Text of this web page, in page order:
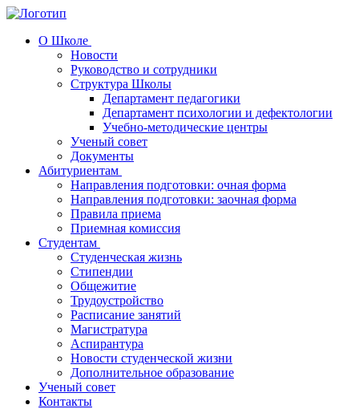
О Школе
Новости
Руководство и сотрудники
Структура Школы
Департамент педагогики
Департамент психологии и дефектологии
Учебно-методические центры
Ученый совет
Документы
Абитуриентам
Направления подготовки: очная форма
Направления подготовки: заочная форма
Правила приема
Приемная комиссия
Cтудентам
Студенческая жизнь
Стипендии
Общежитие
Трудоустройство
Расписание занятий
Магистратура
Аспирантура
Новости студенческой жизни
Дополнительное образование
Ученый совет
Контакты